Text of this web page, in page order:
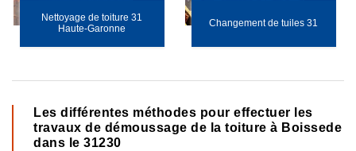
Nettoyage de toiture 31
Haute-Garonne
Changement de tuiles 31
Les différentes méthodes pour effectuer les
travaux de démoussage de la toiture à Boissede
dans le 31230